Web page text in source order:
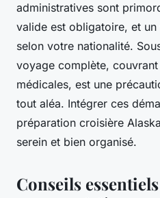
administratives sont
valide est obligatoire, et
selon votre nationalité.
voyage complète,
médicales, est une
tout aléa. Intégrer ces
préparation croisière
serein et bien organisé.
Conseils